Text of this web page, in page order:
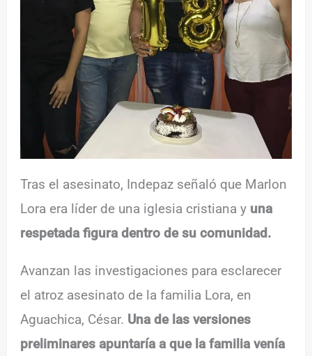
Tras el asesinato, Indepaz señaló que Marlon
Lora era líder de una iglesia cristiana y una
respetada figura dentro de su comunidad.
Avanzan las investigaciones para esclarecer
el atroz asesinato de la familia Lora, en
Aguachica, César. Una de las versiones
preliminares apuntaría a que la familia venía